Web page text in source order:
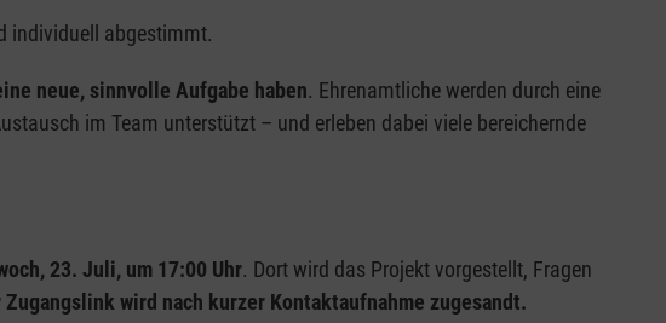
individuell abgestimmt.
neue, sinnvolle Aufgabe haben. Ehrenamtliche werden durch eine
im Team unterstützt – und erleben dabei viele bereichernde
23. Juli, um 17:00 Uhr. Dort wird das Projekt vorgestellt, Fragen
Zugangslink wird nach kurzer Kontaktaufnahme zugesandt.